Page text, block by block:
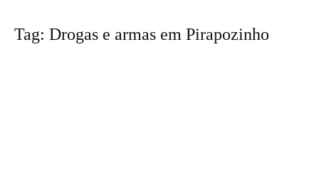
Tag: Drogas e armas em Pirapozinho